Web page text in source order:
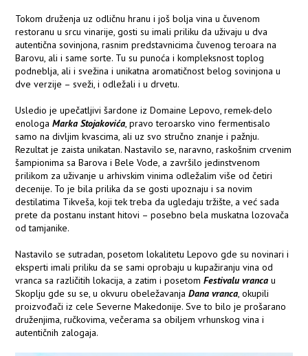
Tokom druženja uz odličnu hranu i još bolja vina u čuvenom
restoranu u srcu vinarije, gosti su imali priliku da uživaju u dva
autentična sovinjona, rasnim predstavnicima čuvenog teroara na
Barovu, ali i same sorte. Tu su punoća i kompleksnost toplog
podneblja, ali i svežina i unikatna aromatičnost belog sovinjona u
dve verzije – sveži, i odležali i u drvetu.
Usledio je upečatljivi šardone iz Domaine Lepovo, remek-delo
enologaMarka Stojakovića, pravo teroarsko vino fermentisalo
samo na divljim kvascima, ali uz svo stručno znanje i pažnju.
Rezultat je zaista unikatan. Nastavilo se, naravno, raskošnim crvenim
šampionima sa Barova i Bele Vode, a završilo jedinstvenom
prilikom za uživanje u arhivskim vinima odležalim više od četiri
decenije. To je bila prilika da se gosti upoznaju i sa novim
destilatima Tikveša, koji tek treba da ugledaju tržište, a već sada
prete da postanu instant hitovi – posebno bela muskatna lozovača
od tamjanike.
Nastavilo se sutradan, posetom lokalitetu Lepovo gde su novinari i
eksperti imali priliku da se sami oprobaju u kupažiranju vina od
vranca sa različitih lokacija, a zatim i posetomFestivalu vranca u
Skoplju gde su se, u okvuru obeležavanjaDana vranca, okupili
proizvođači iz cele Severne Makedonije. Sve to bilo je prošarano
druženjima, ručkovima, večerama sa obiljem vrhunskog vina i
autentičnih zalogaja.